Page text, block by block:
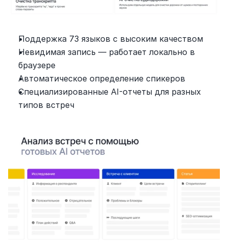
Поддержка 73 языков с высоким качеством
Невидимая запись — работает локально в
браузере
Автоматическое определение спикеров
Специализированные AI-отчеты для разных
типов встреч